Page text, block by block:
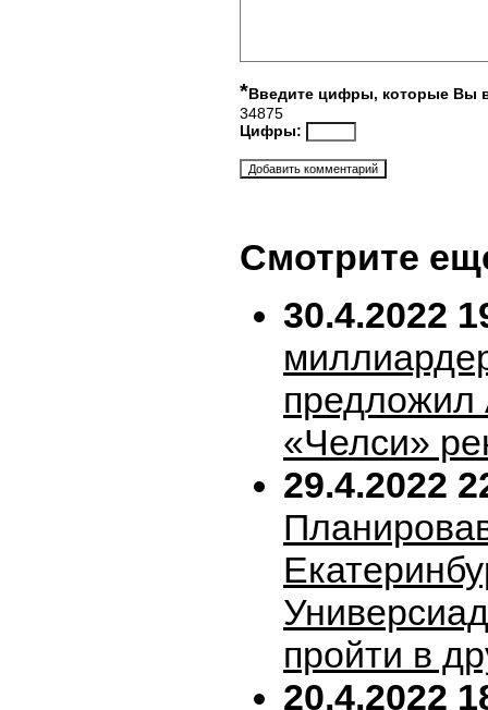
*Введите цифры, которые Вы
34875
Цифры:
Смотрите
30.4.2022
предложил
«Челси»
29.4.2022
пройти в
20.4.2022